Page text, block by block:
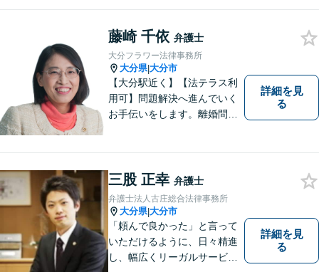
藤崎 千依 弁護士
大分フラワー法律事務所
大分県|大分市
【大分駅近く】【法テラス利
用可】問題解決へ進んでいく
お手伝いをします。離婚問題
相談可】分かりやすい言葉
で、明確に判断をお示しし、
問題解決をサポートいたしま
す。
詳細を見
る
三股 正幸 弁護士
弁護士法人古庄総合法律事務所
大分県|大分市
「頼んで良かった」と言って
いただけるように、日々精進
し、幅広くリーガルサービス
詳細を見
る